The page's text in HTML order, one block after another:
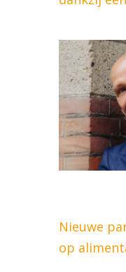
Nieuwe
op